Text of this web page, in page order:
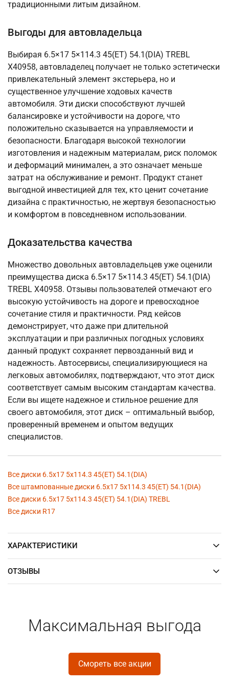
традиционными литым дизайном.
Выгоды для автовладельца
Выбирая 6.5×17 5×114.3 45(ET) 54.1(DIA) TREBL
X40958, автовладелец получает не только эстетически
привлекательный элемент экстерьера, но и
существенное улучшение ходовых качеств
автомобиля. Эти диски способствуют лучшей
балансировке и устойчивости на дороге, что
положительно сказывается на управляемости и
безопасности. Благодаря высокой технологии
изготовления и надежным материалам, риск поломок
и деформаций минимален, а это означает меньше
затрат на обслуживание и ремонт. Продукт станет
выгодной инвестицией для тех, кто ценит сочетание
дизайна с практичностью, не жертвуя безопасностью
и комфортом в повседневном использовании.
Доказательства качества
Множество довольных автовладельцев уже оценили
преимущества диска 6.5×17 5×114.3 45(ET) 54.1(DIA)
TREBL X40958. Отзывы пользователей отмечают его
высокую устойчивость на дороге и превосходное
сочетание стиля и практичности. Ряд кейсов
демонстрирует, что даже при длительной
эксплуатации и при различных погодных условиях
данный продукт сохраняет первозданный вид и
надежность. Автосервисы, специализирующиеся на
легковых автомобилях, подтверждают, что этот диск
соответствует самым высоким стандартам качества.
Если вы ищете надежное и стильное решение для
своего автомобиля, этот диск – оптимальный выбор,
проверенный временем и опытом ведущих
специалистов.
Все диски 6.5x17 5x114.3 45(ET) 54.1(DIA)
Все штампованные диски 6.5x17 5x114.3 45(ET) 54.1(DIA)
Все диски 6.5x17 5x114.3 45(ET) 54.1(DIA) TREBL
Все диски R17
ХАРАКТЕРИСТИКИ
ОТЗЫВЫ
Максимальная выгода
Смореть все акции